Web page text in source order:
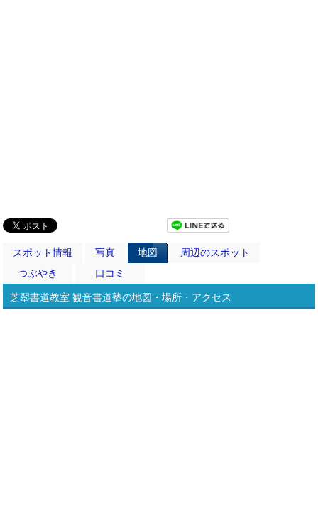
スポット情報 写真 地図
周辺のスポット
つぶやき
口コミ
芝翆書道教室 観音書道塾の地図・場所・アクセス